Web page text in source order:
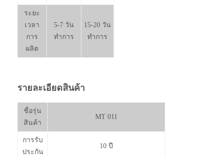
ระยะ
เวลา
การ
ผลิต
5-7 วัน
ทำการ
15-20 วัน
ทำการ
รายละเอียดสินค้า
ชื่อรุ่น
สินค้า
MT 011
การรับ
ประกัน
10 ปี